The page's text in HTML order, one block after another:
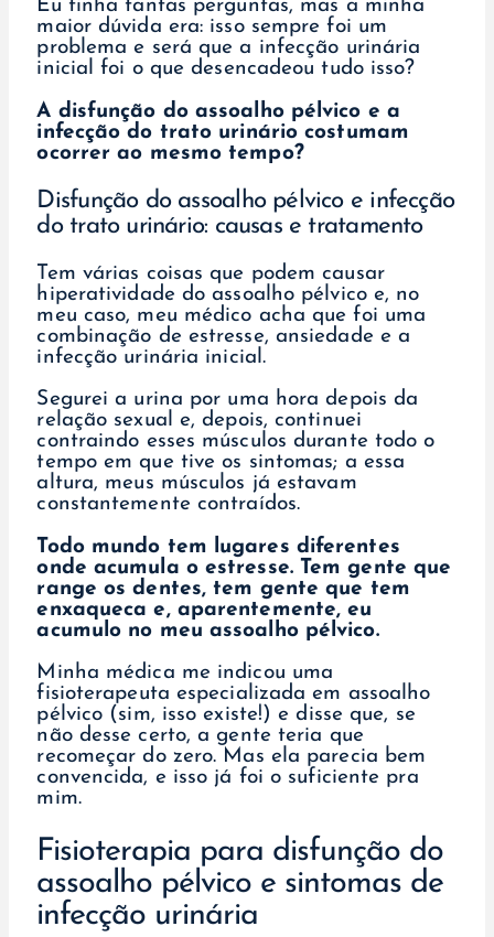
Eu tinha tantas perguntas, mas a minha
maior dúvida era: isso sempre foi um
problema e será que a infecção urinária
inicial foi o que desencadeou tudo isso?
A disfunção do assoalho pélvico e a
infecção do trato urinário costumam
ocorrer ao mesmo tempo?
Disfunção do assoalho pélvico e infecção
do trato urinário: causas e tratamento
Tem várias coisas que podem causar
hiperatividade do assoalho pélvico e, no
meu caso, meu médico acha que foi uma
combinação de estresse, ansiedade e a
infecção urinária inicial.
Segurei a urina por uma hora depois da
relação sexual e, depois, continuei
contraindo esses músculos durante todo o
tempo em que tive os sintomas; a essa
altura, meus músculos já estavam
constantemente contraídos.
Todo mundo tem lugares diferentes
onde acumula o estresse. Tem gente que
range os dentes, tem gente que tem
enxaqueca e, aparentemente, eu
acumulo no meu assoalho pélvico.
Minha médica me indicou uma
fisioterapeuta especializada em assoalho
pélvico (sim, isso existe!) e disse que, se
não desse certo, a gente teria que
recomeçar do zero. Mas ela parecia bem
convencida, e isso já foi o suficiente pra
mim.
Fisioterapia para disfunção do
assoalho pélvico e sintomas de
infecção urinária